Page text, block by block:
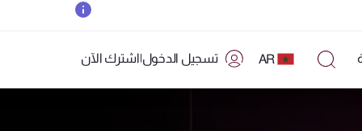
AR تسجيل الدخول|اشترك الآن